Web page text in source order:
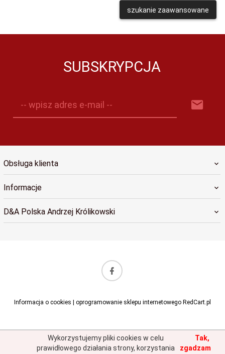
szukanie zaawansowane
SUBSKRYPCJA
-- wpisz adres e-mail --
Obsługa klienta
Informacje
D&A Polska Andrzej Królikowski
Informacja o cookies oprogramowanie sklepu internetowego RedCart.pl
Wykorzystujemy pliki cookies w celu
prawidłowego działania strony, korzystania
Tak,
zgadzam